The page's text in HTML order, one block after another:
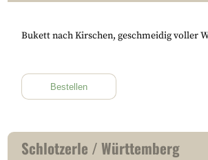
Bukett nach Kirschen, geschmeidig voller
Bestellen
Schlotzerle / Württemberg